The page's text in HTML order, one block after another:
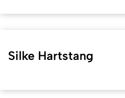
Silke Hartstang